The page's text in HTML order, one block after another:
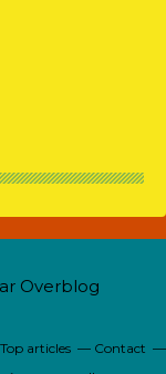
Overblog
Top articles
Contact